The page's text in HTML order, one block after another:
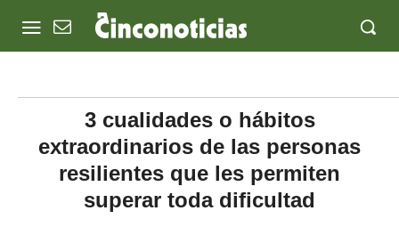
3 cualidades o hábitos
extraordinarios de las personas
resilientes que les permiten
superar toda dificultad